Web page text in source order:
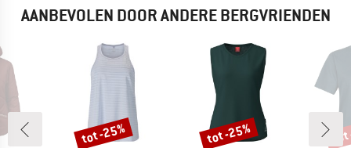
AANBEVOLEN DOOR ANDERE BERGVRIENDEN
Korting
tot -25% Korting
tot -25%